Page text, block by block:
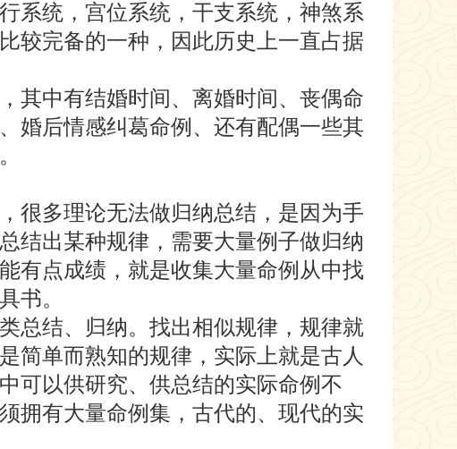
系统，宫位系统，干支系统，神煞系
较完备的一种，因此历史上一直占据
其中有结婚时间、离婚时间、丧偶命
婚后情感纠葛命例、还有配偶一些其
很多理论无法做归纳总结，是因为手
结出某种规律，需要大量例子做归纳
有点成绩，就是收集大量命例从中找
书。
总结、归纳。找出相似规律，规律就
简单而熟知的规律，实际上就是古人
可以供研究、供总结的实际命例不
拥有大量命例集，古代的、现代的实